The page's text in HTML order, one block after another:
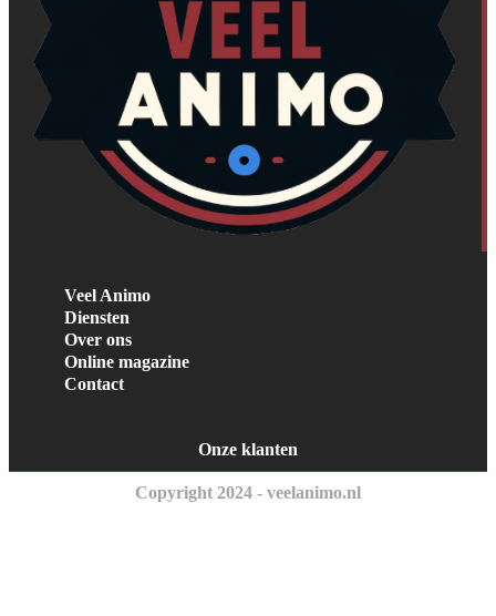
Veel Animo
Diensten
Over ons
Online magazine
Contact
Onze klanten
Copyright 2024 - veelanimo.nl